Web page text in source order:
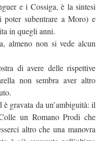
e i Cossiga, è la sintesi
subentrare a Moro) e
in quegli anni.
almeno non si vede alcun
di avere delle rispettive
non sembra aver altro
gravata da un’ambiguità: il
un Romano Prodi che
altro che una manovra